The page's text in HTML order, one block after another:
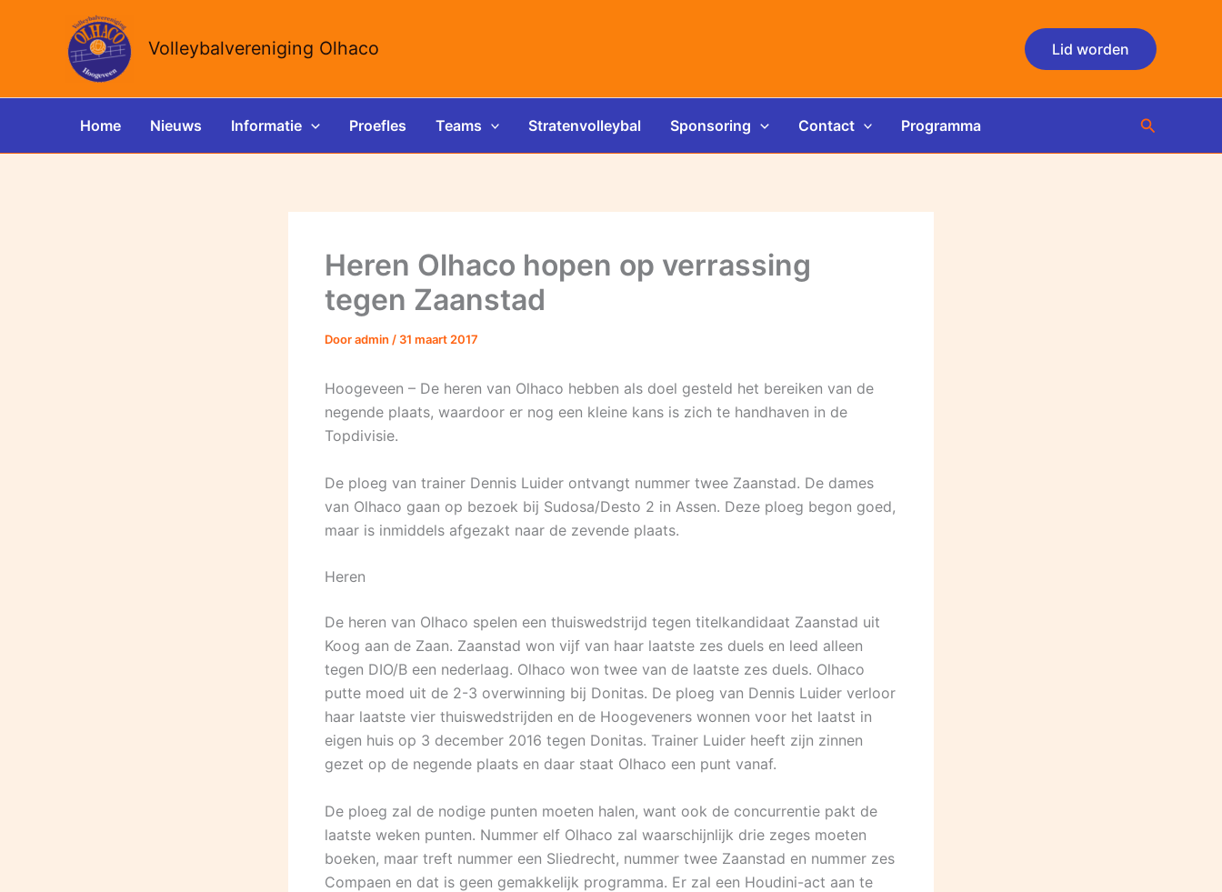
Volleybalvereniging Olhaco Lid worden
Home Nieuws Informatie Proefles Teams Stratenvolleybal Sponsoring Contact Programma Zoeken
Heren Olhaco hopen op verrassing
tegen Zaanstad
Dooradmin / 31 maart 2017
Hoogeveen – De heren van Olhaco hebben als doel gesteld het bereiken van de
negende plaats, waardoor er nog een kleine kans is zich te handhaven in de
Topdivisie.
De ploeg van trainer Dennis Luider ontvangt nummer twee Zaanstad. De dames
van Olhaco gaan op bezoek bij Sudosa/Desto 2 in Assen. Deze ploeg begon goed,
maar is inmiddels afgezakt naar de zevende plaats.
Heren
De heren van Olhaco spelen een thuiswedstrijd tegen titelkandidaat Zaanstad uit
Koog aan de Zaan. Zaanstad won vijf van haar laatste zes duels en leed alleen
tegen DIO/B een nederlaag. Olhaco won twee van de laatste zes duels. Olhaco
putte moed uit de 2-3 overwinning bij Donitas. De ploeg van Dennis Luider verloor
haar laatste vier thuiswedstrijden en de Hoogeveners wonnen voor het laatst in
eigen huis op 3 december 2016 tegen Donitas. Trainer Luider heeft zijn zinnen
gezet op de negende plaats en daar staat Olhaco een punt vanaf.
De ploeg zal de nodige punten moeten halen, want ook de concurrentie pakt de
laatste weken punten. Nummer elf Olhaco zal waarschijnlijk drie zeges moeten
boeken, maar treft nummer een Sliedrecht, nummer twee Zaanstad en nummer zes
Compaen en dat is geen gemakkelijk programma. Er zal een Houdini-act aan te